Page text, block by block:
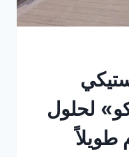
لحلول
طويلاً